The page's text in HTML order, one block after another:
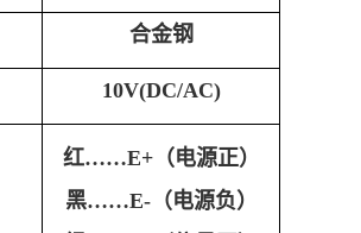
合金钢
10V(DC/AC)
红……E+（电源正）
黑……E-（电源负）